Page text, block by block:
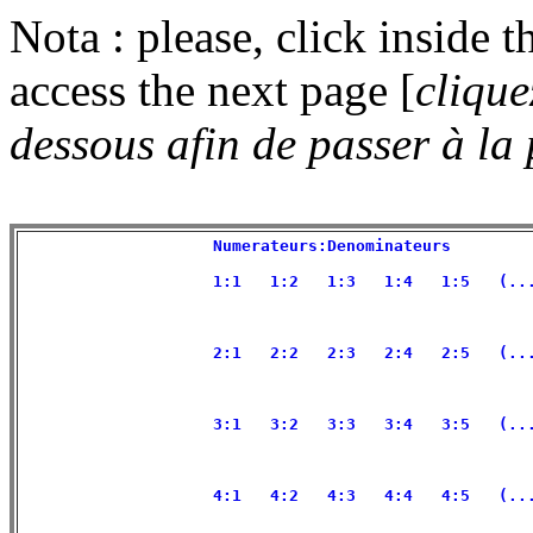
Nota : please, click inside
access the next page [
dessous afin de passer à la
1:1
2:1
3:1
4:1